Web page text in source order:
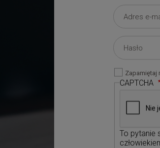
Zapamiętaj
CAPTCHA
To pytanie